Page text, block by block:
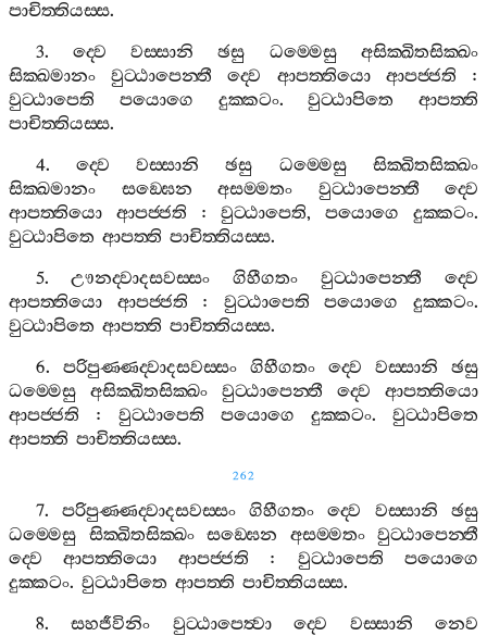
පාචිත‍්තියස‍්ස.
3. ද‍්වෙ වස‍්සානි ඡසු ධම‍්මෙසු
අසික‍්ඛිතසික‍්ඛං
සික‍්ඛමානං
වුට‍්ඨාපෙන‍්තී ද‍්වෙ ආපත‍්තියො ආපජ‍්ජති :
වුට‍්ඨාපෙති
පයොගෙ දුක‍්කටං.වුට‍්ඨාපිතෙ
ආපත‍්ති
පාචිත‍්තියස‍්ස.
4. ද‍්වෙ වස‍්සානි ඡසු ධම‍්මෙසු
සික‍්ඛිතසික‍්ඛං
සික‍්ඛමානං
සඞ‍්ඝෙන අසම‍්මතං වුට‍්ඨාපෙන‍්තී
ද‍්වෙ
ආපත‍්තියො
ආපජ‍්ජති :වුට‍්ඨාපෙති,පයොගෙ දුක‍්කටං.
වුට‍්ඨාපිතෙ ආපත‍්ති පාචිත‍්තියස‍්ස.
5.ඌනද‍්වාදසවස‍්සං ගිහීගතං වුට‍්ඨාපෙන‍්තී
ද‍්වෙ
ආපත‍්තියො
ආපජ‍්ජති : වුට‍්ඨාපෙති පයොගෙ දුක‍්කටං.
වුට‍්ඨාපිතෙ ආපත‍්ති පාචිත‍්තියස‍්ස.
6. පරිපුණ‍්ණද‍්වාදසවස‍්සං ගිහීගතං ද‍්වෙ වස‍්සානි
ඡසු
ධම‍්මෙසු
අසික‍්ඛිතසික‍්ඛං වුට‍්ඨාපෙන‍්තී ද‍්වෙ
ආපත‍්තියො
ආපජ‍්ජති : වුට‍්ඨාපෙති පයොගෙ දුක‍්කටං. වුට‍්ඨාපිතෙ
ආපත‍්ති පාචිත‍්තියස‍්ස.
262
7. පරිපුණ‍්ණද‍්වාදසවස‍්සං ගිහීගතං ද‍්වෙ වස‍්සානි
ඡසු
ධම‍්මෙසු
සික‍්ඛිතසික‍්ඛං සඞ‍්ඝෙන අසම‍්මතං
වුට‍්ඨාපෙන‍්තී
ද‍්වෙ
ආපත‍්තියො ආපජ‍්ජති : වුට‍්ඨාපෙති
පයොගෙ
දුක‍්කටං. වුට‍්ඨාපිතෙ ආපත‍්ති පාචිත‍්තියස‍්ස.
8.සහජීවිනිං වුට‍්ඨාපෙත්‍වා ද‍්වෙ වස‍්සානි
නෙව